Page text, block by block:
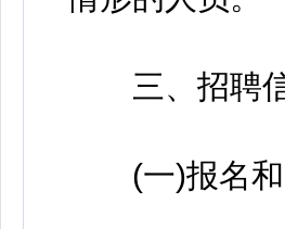
三、招聘信
(一)报名和